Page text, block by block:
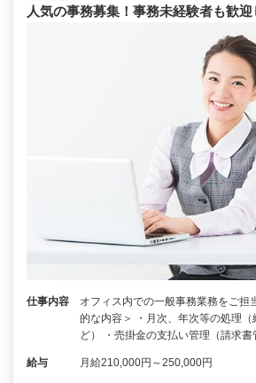
人気の事務募集！事務未経験者も歓迎
仕事内容
オフィス内での一般事務業務をご担
的な内容＞ ・月次、年次等の処理
ど） ・売掛金の支払い管理（請求
給与 月給210,000円～250,000円